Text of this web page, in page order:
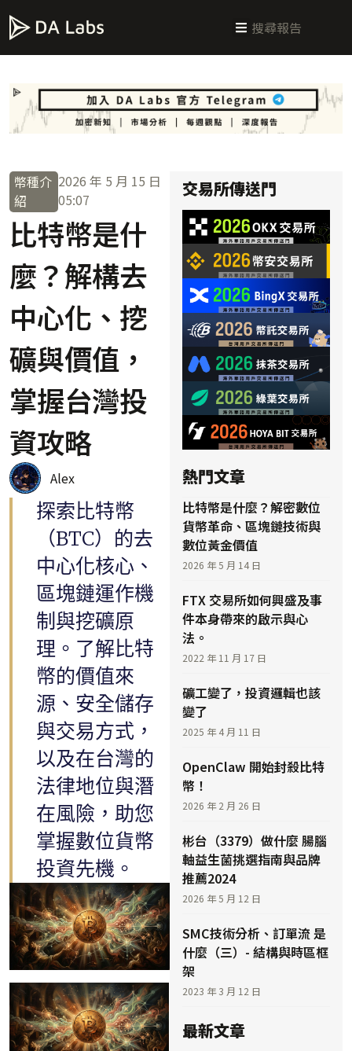
幣種介
紹
2026 年 5 月 15 日
05:07
比特幣是什
麼？解構去
中心化、挖
礦與價值，
掌握台灣投
資攻略
Alex
探索比特幣
（BTC）的去
中心化核心、
區塊鏈運作機
制與挖礦原
理。了解比特
幣的價值來
源、安全儲存
與交易方式，
以及在台灣的
法律地位與潛
在風險，助您
掌握數位貨幣
投資先機。
交易所傳送門
熱門文章
比特幣是什麼？解密數位
貨幣革命、區塊鏈技術與
數位黃金價值
2026 年 5 月 14 日
FTX 交易所如何興盛及事
件本身帶來的啟示與心
法。
2022 年 11 月 17 日
礦工變了，投資邏輯也該
變了
2025 年 4 月 11 日
OpenClaw 開始封殺比特
幣！
2026 年 2 月 26 日
彬台（3379）做什麼 腸腦
軸益生菌挑選指南與品牌
推薦2024
2026 年 5 月 12 日
SMC技術分析、訂單流 是
什麼（三）- 結構與時區框
架
2023 年 3 月 12 日
最新文章